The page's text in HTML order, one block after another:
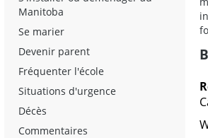
Manitoba
Se marier
Devenir parent
Fréquenter l'école
Situations d'urgence
Décès
Commentaires